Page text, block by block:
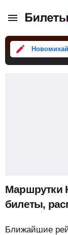
Маршрутки
билеты,
Ближайшие